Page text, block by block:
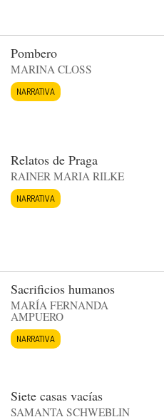
Pombero
MARINA CLOSS
NARRATIVA
Relatos de Praga
RAINER MARIA RILKE
NARRATIVA
Sacrificios humanos
MARÍA FERNANDA
AMPUERO
NARRATIVA
Siete casas vacías
SAMANTA SCHWEBLIN